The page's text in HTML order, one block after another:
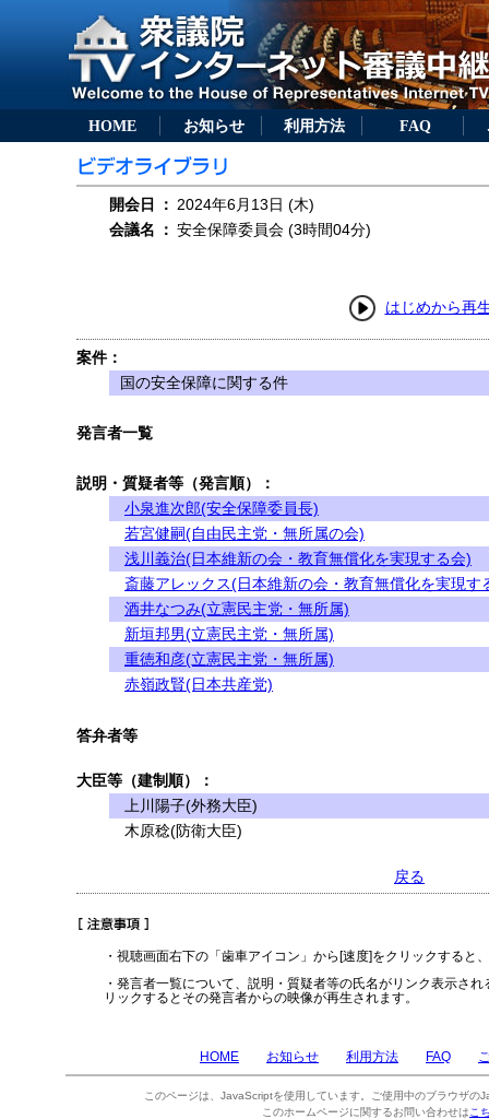
HOME お知らせ 利用方法 FAQ
開会日 ： 2024年6月13日 (木)
会議名
： 安全保障委員会 (3時間04分)
はじめから再
案件：
国の安全保障に関する件
発言者一覧
説明・質疑者等（発言順）：
小泉進次郎(安全保障委員長)
若宮健嗣(自由民主党・無所属の会)
浅川義治(日本維新の会・教育無償化を実現する会)
斎藤アレックス(日本維新の会・教育無償化を実現す
酒井なつみ(立憲民主党・無所属)
新垣邦男(立憲民主党・無所属)
重徳和彦(立憲民主党・無所属)
赤嶺政賢(日本共産党)
答弁者等
大臣等（建制順）：
上川陽子(外務大臣)
木原稔(防衛大臣)
戻る
・視聴画面右下の「歯車アイコン」から[速度]をクリックすると
・発言者一覧について、説明・質疑者等の氏名がリンク表示さ
リックするとその発言者からの映像が再生されます。
HOME お知らせ 利用方法 FAQ
このページは、JavaScriptを使用しています。ご使用中のブラウザの
このホームページに関するお問い合わせは こ